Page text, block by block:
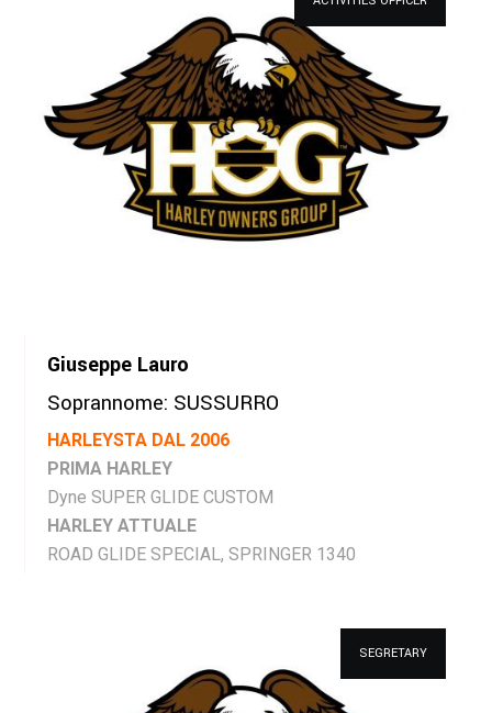
Giuseppe Lauro
Soprannome: SUSSURRO
HARLEYSTA DAL 2006
PRIMA HARLEY
Dyne SUPER GLIDE CUSTOM
HARLEY ATTUALE
ROAD GLIDE SPECIAL, SPRINGER 1340